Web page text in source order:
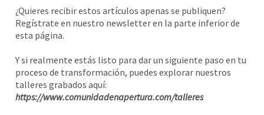
¿Quieres recibir estos artículos apenas se publiquen?
Regístrate en nuestro newsletter en la parte inferior de
esta página.
Y si realmente estás listo para dar un siguiente paso en tu
proceso de transformación, puedes explorar nuestros
talleres grabados aquí:
https://www.comunidadenapertura.com/talleres